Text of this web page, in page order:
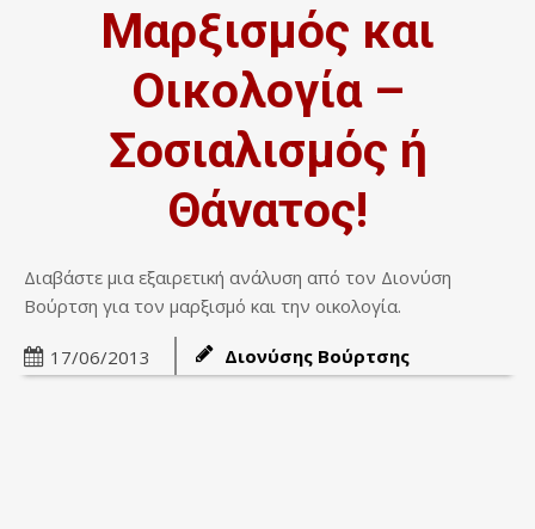
Μαρξισμός και
Οικολογία –
Σοσιαλισμός ή
Θάνατος!
Διαβάστε μια εξαιρετική ανάλυση από τον Διονύση
Βούρτση για τον μαρξισμό και την οικολογία.
17/06/2013 Διονύσης Βούρτσης